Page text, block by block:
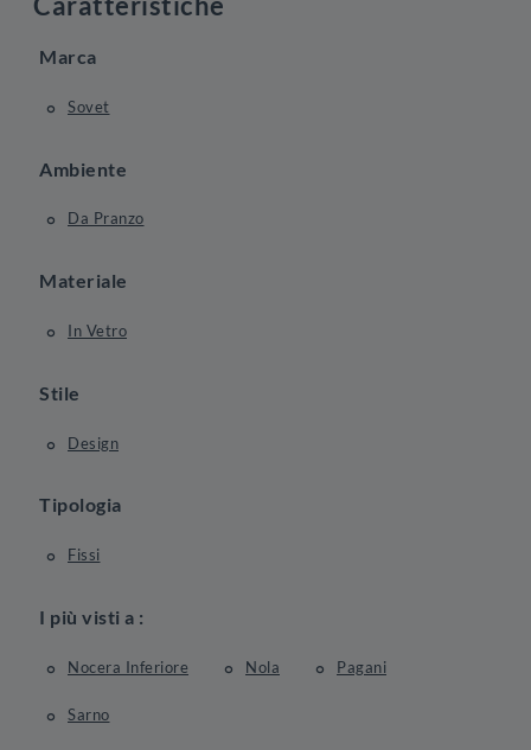
Marca
Sovet
Ambiente
Da Pranzo
Materiale
In Vetro
Stile
Design
Tipologia
Fissi
I più visti a :
Nocera Inferiore Nola Pagani
Sarno